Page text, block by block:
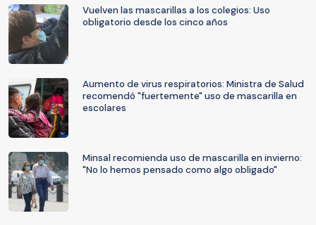
Vuelven las mascarillas a los colegios: Uso
obligatorio desde los cinco años
Aumento de virus respiratorios: Ministra de Salud
recomendó "fuertemente" uso de mascarilla en
escolares
Minsal recomienda uso de mascarilla en invierno:
"No lo hemos pensado como algo obligado"